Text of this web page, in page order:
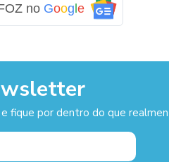
no Google
fique por dentro do que